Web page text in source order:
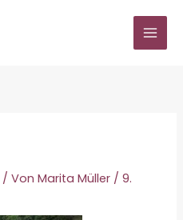
/ VonMarita Müller /9.